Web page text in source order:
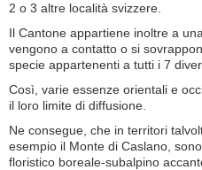
2 o 3 altre località svizzere.
Il Cantone appartiene inoltre a
vengono a contatto o si
specie appartenenti a tutti i 7
Così, varie essenze orientali e
il loro limite di diffusione.
Ne consegue, che in territori
esempio il Monte di Caslano,
floristico boreale-subalpino